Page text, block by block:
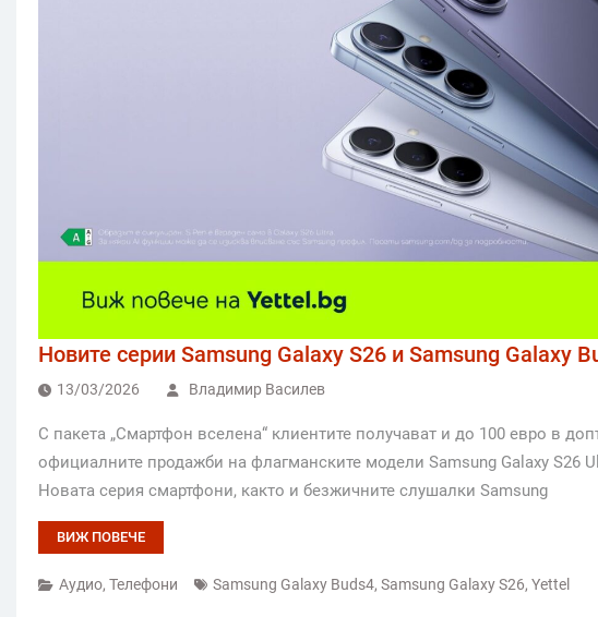
Новите серии Samsung Galaxy S26 и Samsung Galaxy
13/03/2026 Владимир Василев
С пакета „Смартфон вселена“ клиентите получават и до 100 евро в
официалните продажби на флагманските модели Samsung Galaxy S26
Новата серия смартфони, както и безжичните слушалки Samsung
ВИЖ ПОВЕЧЕ
Аудио, Телефони Samsung Galaxy Buds4, Samsung Galaxy S26, Yettel